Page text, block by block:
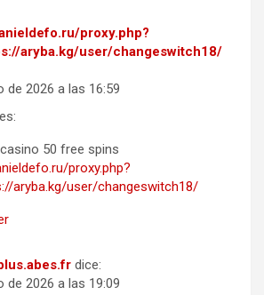
proxy.php?
aryba.kg/user/changeswitch18/
de 2026 a las 16:59
casino 50 free spins
proxy.php?
aryba.kg/user/changeswitch18/
dice:
de 2026 a las 19:09